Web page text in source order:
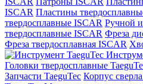
ISCAR Пластины
твердосплавные ISCAR Ручной
твердосплавные ISCAR Фреза
Фреза твердосплавная ISCAR
Головки твердосплавные
Запчасти TaeguTec Корпус